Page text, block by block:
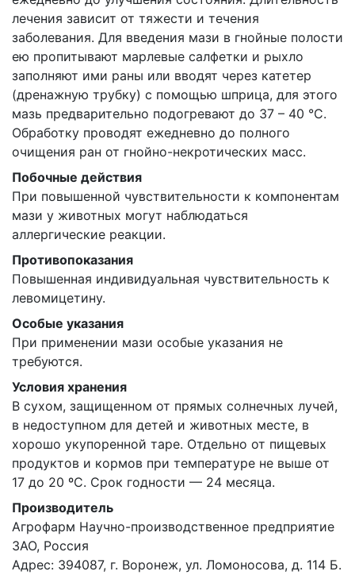
лечения зависит от тяжести и течения
заболевания. Для введения мази в гнойные полости
ею пропитывают марлевые салфетки и рыхло
заполняют ими раны или вводят через катетер
(дренажную трубку) с помощью шприца, для этого
мазь предварительно подогревают до 37 – 40 °С.
Обработку проводят ежедневно до полного
очищения ран от гнойно-некротических масс.
Побочные действия
При повышенной чувствительности к компонентам
мази у животных могут наблюдаться
аллергические реакции.
Противопоказания
Повышенная индивидуальная чувствительность к
левомицетину.
Особые указания
При применении мази особые указания не
требуются.
Условия хранения
В сухом, защищенном от прямых солнечных лучей,
в недоступном для детей и животных месте, в
хорошо укупоренной таре. Отдельно от пищевых
продуктов и кормов при температуре не выше от
17 до 20 ºС. Срок годности — 24 месяца.
Производитель
Агрофарм Научно-производственное предприятие
ЗАО, Россия
Адрес: 394087, г. Воронеж, ул. Ломоносова, д. 114 Б.